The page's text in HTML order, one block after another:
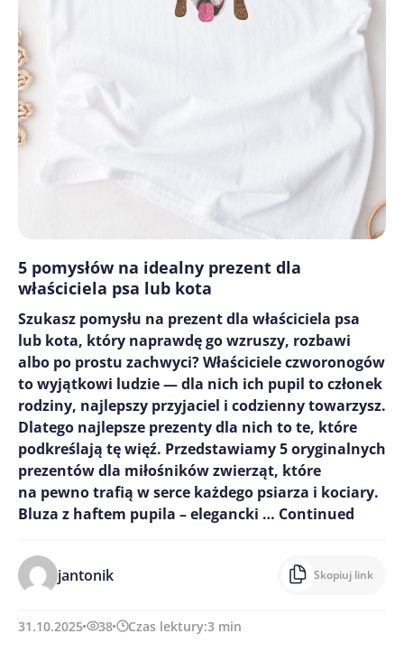
5 pomysłów na idealny prezent dla
właściciela psa lub kota
Szukasz pomysłu na prezent dla właściciela psa
lub kota, który naprawdę go wzruszy, rozbawi
albo po prostu zachwyci? Właściciele czworonogów
to wyjątkowi ludzie — dla nich ich pupil to członek
rodziny, najlepszy przyjaciel i codzienny towarzysz.
Dlatego najlepsze prezenty dla nich to te, które
podkreślają tę więź. Przedstawiamy 5 oryginalnych
prezentów dla miłośników zwierząt, które
na pewno trafią w serce każdego psiarza i kociary.
Bluza z haftem pupila – elegancki … Continued
jantonik Skopiuj link
31.10.2025 38 Czas lektury:3 min